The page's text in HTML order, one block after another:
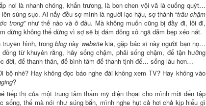
nơi là nhanh chóng, khẩn trương, là bon chen vội vã là cuống quýt…
sùng sục. Ai nấy đều sợ mình là người lạc hậu, sợ thành “trâu chậm
trong” như thế nào và ở đâu. Mà không muốn cũng bị đầy đi, lôi đi,
dừng không thể dừng vì sợ sẽ bị đám đông xô ngã dẫm bẹp xéo nát.
truyền hình, trongblog này websitekia, gặp bác sĩ này người bạn nọ…
từ khuyên rằng, hãy sống chậm, phải sống chậm, để tận hưởng
đời, để thanh thản, để bình tâm để thanh tịnh để… sống lâu hơn…
bộ nhé? Hay không đọc báo nghe đài không xem TV? Hay không vào
?
tiếp thị của một trung tâm thẩm mỹ điện thọai cho mình mời đến tập
sống, thế mà nói như súng bắn, mình nghe hụt cả hơi chả kịp hiểu gì